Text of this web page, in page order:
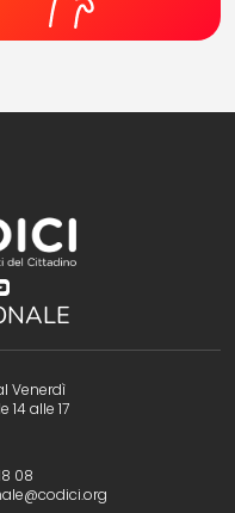
a new tab)
in a new tab)
in a new tab)
in a new tab)
(opens in a new tab)
Venerdì
14 alle 17
08